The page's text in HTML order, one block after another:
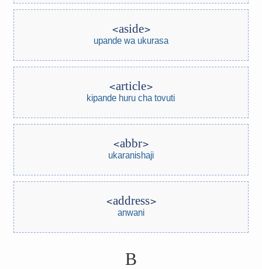
aside
upande wa ukurasa
article
kipande huru cha tovuti
abbr
ukaranishaji
address
anwani
B